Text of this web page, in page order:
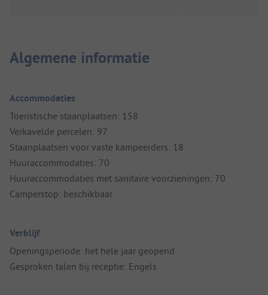
Algemene informatie
Accommodaties
Toeristische staanplaatsen: 158
Verkavelde percelen: 97
Staanplaatsen voor vaste kampeerders: 18
Huuraccommodaties: 70
Huuraccommodaties met sanitaire voorzieningen: 70
Camperstop: beschikbaar
Verblijf
Openingsperiode: het hele jaar geopend
Gesproken talen bij receptie: Engels